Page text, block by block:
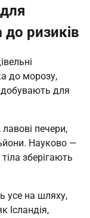
ризиків
до морозу,
добувають для
печери,
Науково —
зберігають
усе на шляху,
Ісландія,